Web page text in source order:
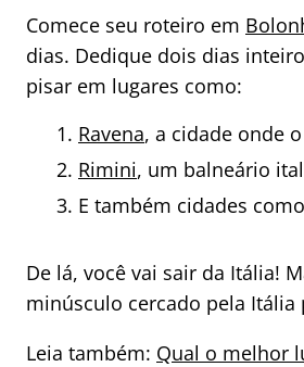
Comece seu roteiro em
dias. Dedique dois dias
pisar em lugares como:
Ravena, a cidade onde
Rimini, um balneário
E também cidades
De lá, você vai sair da Itália!
minúsculo cercado pela
Leia também: Qual o melhor